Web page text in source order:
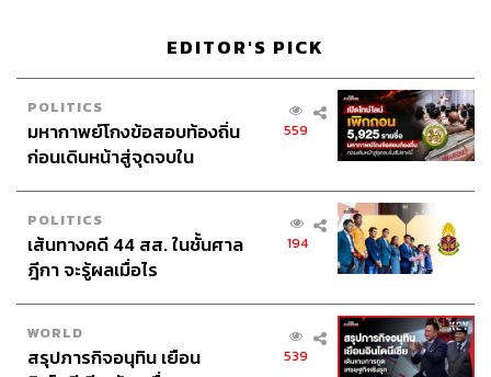
นภัสสร กะสินัง
ชาคร ฉายเพชร, ธนภาคย์ อิทธิชัยพล,
ภัทรสุดา บุญญศรี, อาภาภัทร อารยางกูร, กัลยกร บุญชัย,
วรัทยา ปัทมวิทูร
Video Editorsวุฒิชัย ถิระบัญชาศักดิ์, อนนต์ พูนเจ้าทรัพย์,
ศุภมิตร เศรษฐลักษณ์
Sound Director
Sound Recording Engineer ขจีพรรณ วิจิตรรัตน์, ธภัทร
ตั้งวงษ์ไชย
Graphic Designerธนิดา โตวิวัฒน์
Channel Team Lead
สิทธิโชติ สุภาวรรณ์
Senior Channel Admin
ทศพล เพิ่มพูล
EDITOR'S PICK
POLITICS
มหากาพย์โกงข้อสอบท้องถิ่น
ก่อนเดินหน้าสู่จุดจบใน
559
POLITICS
เส้นทางคดี 44 สส. ในชั้นศาล
ฎีกา จะรู้ผลเมื่อไร
194
WORLD
สรุปภารกิจอนุทิน เยือน
539